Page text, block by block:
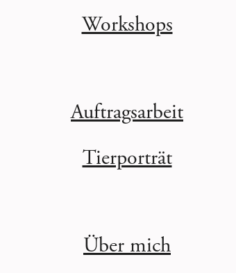
Workshops
Auftragsarbeit
Tierporträt
Über mich